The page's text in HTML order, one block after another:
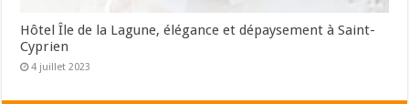
Hôtel Île de la Lagune, élégance et dépaysement à Saint-
Cyprien
4 juillet 2023